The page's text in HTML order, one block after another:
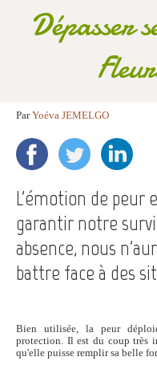
Dépasser
ParYoéva JEMELGO
L'émotion de peur
garantir notre
absence, nous
battre face à des
Bien utilisée, la peur
protection. Il est du coup très
qu'elle puisse remplir sa belle